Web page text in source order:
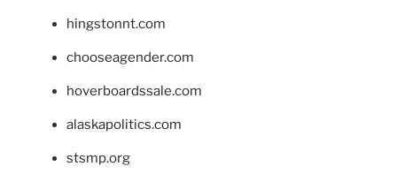
hingstonnt.com
chooseagender.com
hoverboardssale.com
alaskapolitics.com
stsmp.org